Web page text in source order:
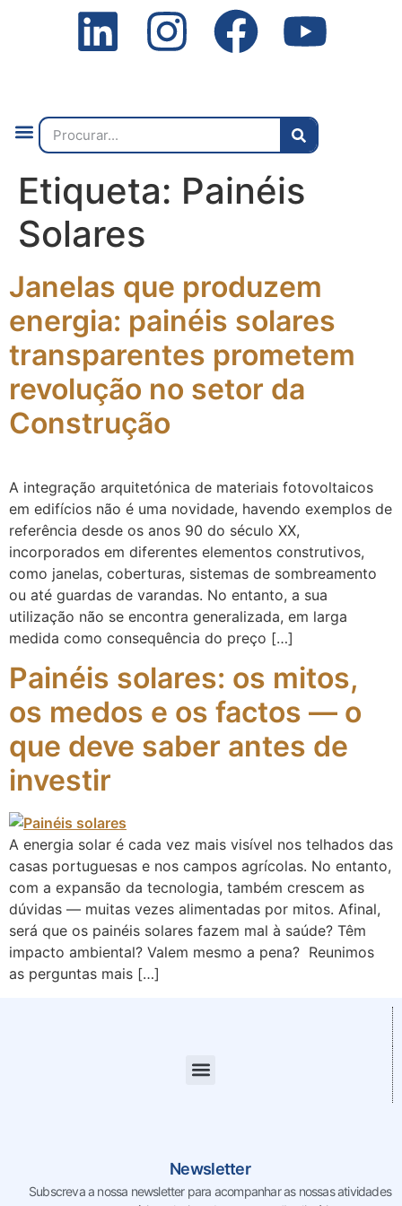
Etiqueta: Painéis
Solares
Janelas que produzem
energia: painéis solares
transparentes prometem
revolução no setor da
Construção
A integração arquitetónica de materiais fotovoltaicos
em edifícios não é uma novidade, havendo exemplos de
referência desde os anos 90 do século XX,
incorporados em diferentes elementos construtivos,
como janelas, coberturas, sistemas de sombreamento
ou até guardas de varandas. No entanto, a sua
utilização não se encontra generalizada, em larga
medida como consequência do preço […]
Painéis solares: os mitos,
os medos e os factos — o
que deve saber antes de
investir
A energia solar é cada vez mais visível nos telhados das
casas portuguesas e nos campos agrícolas. No entanto,
com a expansão da tecnologia, também crescem as
dúvidas — muitas vezes alimentadas por mitos. Afinal,
será que os painéis solares fazem mal à saúde? Têm
impacto ambiental? Valem mesmo a pena? Reunimos
as perguntas mais […]
Newsletter
Subscreva a nossa newsletter para acompanhar as nossasatividades